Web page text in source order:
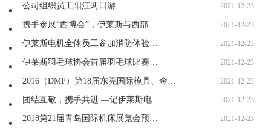
公司组织员工阳江两日游 2021-12-23
携手参展“西博会”，伊莱斯与西部… 2021-12-23
伊莱斯电机全体员工参加消防体验… 2021-12-23
伊莱斯羽毛球协会首届羽毛球比赛… 2021-12-23
2016（DMP）第18届东莞国际模具、金… 2021-12-23
团结互敬，携手共进 —记伊莱斯电… 2021-12-23
2018第21届青岛国际机床展览会预… 2021-12-23